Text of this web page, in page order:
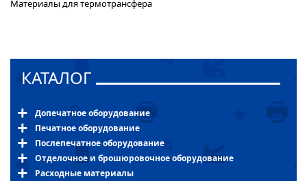
Материалы для термотрансфера
КАТАЛОГ
Допечатное оборудование
Печатное оборудование
Послепечатное оборудование
Отделочное и брошюровочное оборудование
Расходные материалы